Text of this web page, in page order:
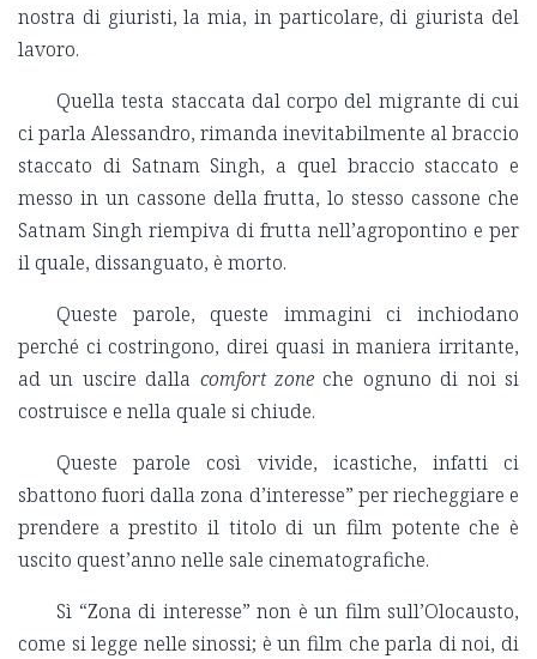
nostra di giuristi, la mia, in particolare, di giurista del
lavoro.
Quella testa staccata dal corpo del migrante di cui
ci parla Alessandro, rimanda inevitabilmente al braccio
staccato di Satnam Singh, a quel braccio staccato e
messo in un cassone della frutta, lo stesso cassone che
Satnam Singh riempiva di frutta nell’agropontino e per
il quale, dissanguato, è morto.
Queste parole, queste immagini ci inchiodano
perché ci costringono, direi quasi in maniera irritante,
ad un uscire dalla comfort zone che ognuno di noi si
costruisce e nella quale si chiude.
Queste parole così vivide, icastiche, infatti ci
sbattono fuori dalla zona d’interesse” per riecheggiare e
prendere a prestito il titolo di un film potente che è
uscito quest’anno nelle sale cinematografiche.
Sì “Zona di interesse” non è un film sull’Olocausto,
come si legge nelle sinossi; è un film che parla di noi, di